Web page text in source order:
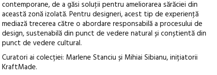
contemporane, de a găsi soluţii pentru ameliorarea sărăciei din
această zonă izolată. Pentru designeri, acest tip de experienţă
mediază trecerea către o abordare responsabilă a procesului de
design, sustenabilă din punct de vedere natural și conștientă din
punct de vedere cultural.
Curatori ai colecției: Marlene Stanciu și Mihiai Sibianu, inițiatorii
KraftMade.